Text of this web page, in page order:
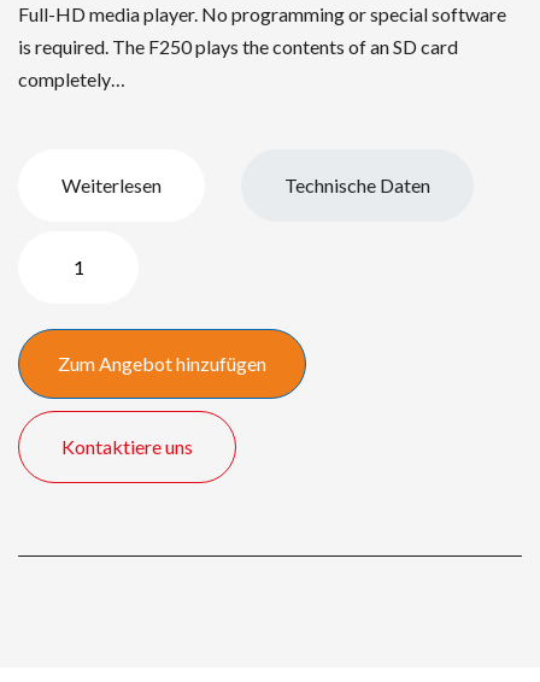
Full-HD media player. No programming or special software
is required. The F250 plays the contents of an SD card
completely…
Weiterlesen Technische Daten
Zum Angebot hinzufügen
Kontaktiere uns